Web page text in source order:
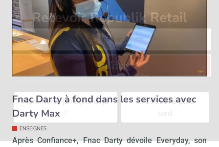
Fnac Darty à fond dans les services avec
Darty Max
ENSEIGNES
Après Confiance+, Fnac Darty dévoile Everyday, son
Recevoir Républik Retail
Valider
Non merci, je reçois déjà
Je déciderai plus
tard